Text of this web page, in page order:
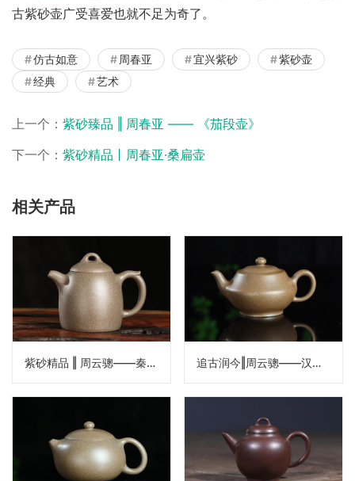
古紫砂壶广受喜爱也就不足为奇了。
仿古如意 周春亚 宜兴紫砂
紫砂壶
经典
艺术
上一个： 紫砂臻品 ‖ 周春亚 —— 《茄段壶》
下一个： 紫砂精品丨周春亚·桑扁壶
相关产品
紫砂精品 ‖ 周云骢——秦权壶 追古润今‖周云骢——汉云壶